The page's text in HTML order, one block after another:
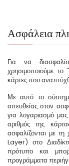
Ασφάλεια
Για να
χρησιμοποιούμε
κάρτες που
Με αυτό το
απευθείας στον
για λογαριασμό
αριθμός της
ασφαλίζονται με
Layer) στο
πρότυπο και
προγράμματα